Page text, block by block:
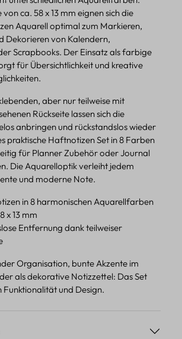
ca. 58 x 13 mm eignen sich die
Aquarell optimal zum Markieren,
Dekorieren von Kalendern,
Scrapbooks. Der Einsatz als farbige
für Übersichtlichkeit und kreative
aber nur teilweise mit
Rückseite lassen sich die
anbringen und rückstandslos wieder
praktische Haftnotizen Set in 8 Farben
für Planner Zubehör oder Journal
Die Aquarelloptik verleiht jedem
und moderne Note.
in 8 harmonischen Aquarellfarben
x 13 mm
Entfernung dank teilweiser
Organisation, bunte Akzente im
als dekorative Notizzettel: Das Set
Funktionalität und Design.